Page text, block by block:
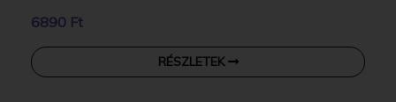
6890 Ft
RÉSZLETEK